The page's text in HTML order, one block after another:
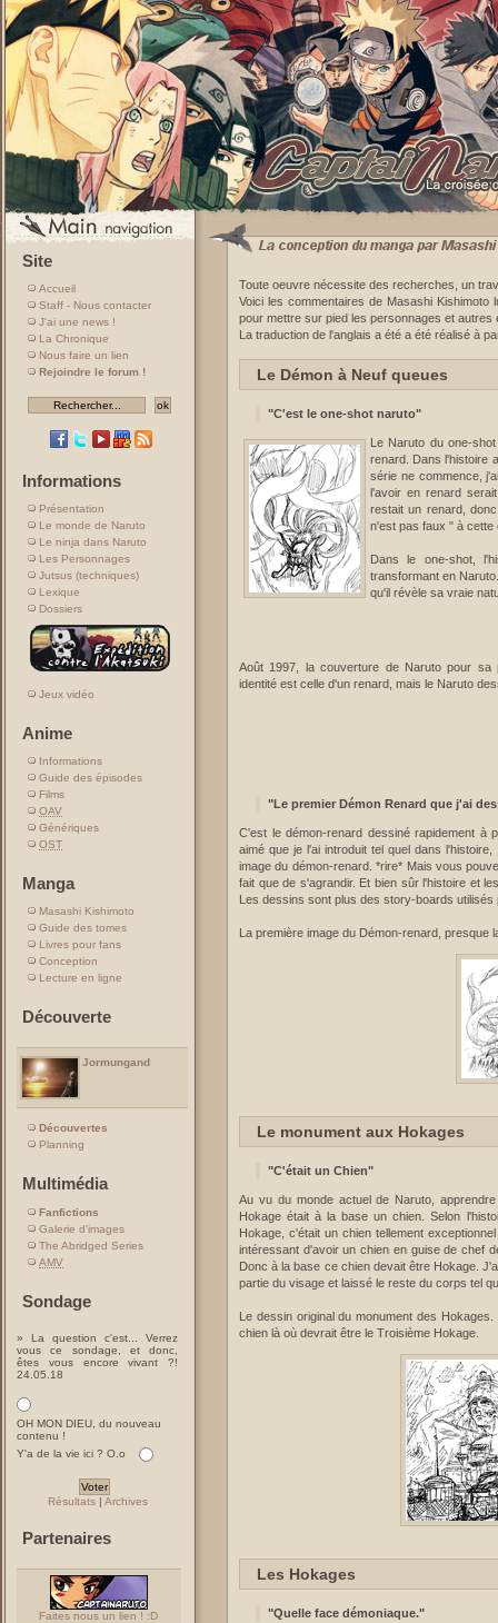
Site
Accueil
Staff - Nous contacter
J'ai une news !
La Chronique
Nous faire un lien
Rejoindre le forum !
Informations
Présentation
Le monde de Naruto
Le ninja dans Naruto
Les Personnages
Jutsus (techniques)
Lexique
Dossiers
Jeux vidéo
Anime
Informations
Guide des épisodes
Films
OAV
Génériques
OST
Manga
Masashi Kishimoto
Guide des tomes
Livres pour fans
Conception
Lecture en ligne
Découverte
Jormungand
Découvertes
Planning
Multimédia
Fanfictions
Galerie d'images
The Abridged Series
AMV
Sondage
» La question c'est... Verrez
vous ce sondage, et donc,
êtes vous encore vivant ?!
24.05.18
OH MON DIEU, du nouveau
contenu !
Y'a de la vie ici ? O.o
Résultats| Archives
Partenaires
Faites nous un lien ! :D
Toute oeuvre nécessite des recherches, un
Voici les commentaires de Masashi
pour mettre sur pied les personnages et
La traduction de l'anglais a été a été réalisé à
Le Démon à Neuf queues
"C'est le one-shot naruto"
Le Naruto du one-
renard. Dans l'histoire
série ne commence,
l'avoir en renard
restait un renard,
n'est pas faux " à cette
Dans le one-shot,
transformant en
qu'il révèle sa vraie
Août 1997, la couverture de Naruto pour sa
identité est celle d'un renard, mais le Naruto
"Le premier Démon Renard que j'ai
C'est le démon-renard dessiné rapidement à
aimé que je l'ai introduit tel quel dans
image du démon-renard. *rire* Mais vous
fait que de s'agrandir. Et bien sûr l'histoire et
Les dessins sont plus des story-boards utilisés
La première image du Démon-renard, presque
Le monument aux Hokages
"C'était un Chien"
Au vu du monde actuel de Naruto,
Hokage était à la base un chien. Selon
Hokage, c'était un chien tellement
intéressant d'avoir un chien en guise de chef
Donc à la base ce chien devait être Hokage.
partie du visage et laissé le reste du corps tel
Le dessin original du monument des
chien là où devrait être le Troisième Hokage.
Les Hokages
"Quelle face démoniaque."